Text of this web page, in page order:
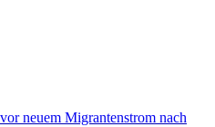
neuem Migrantenstrom nach